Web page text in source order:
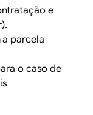
e
parcela
o caso de